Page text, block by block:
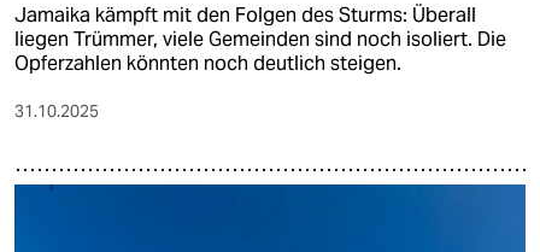
Jamaika kämpft mit den Folgen des Sturms: Überall
liegen Trümmer, viele Gemeinden sind noch isoliert. Die
Opferzahlen könnten noch deutlich steigen.
31.10.2025